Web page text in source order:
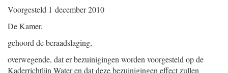
Voorgesteld 1 december 2010
De Kamer,
gehoord de beraadslaging,
overwegende, dat er bezuinigingen worden voorgesteld op de
Kaderrichtlijn Water en dat deze bezuinigingen effect zullen